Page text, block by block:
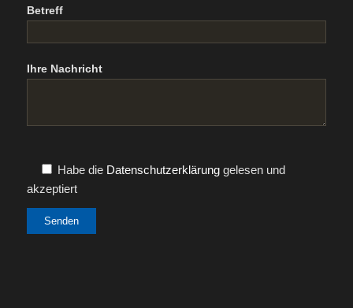
Betreff
Ihre Nachricht
Habe die Datenschutzerklärunggelesen und
akzeptiert